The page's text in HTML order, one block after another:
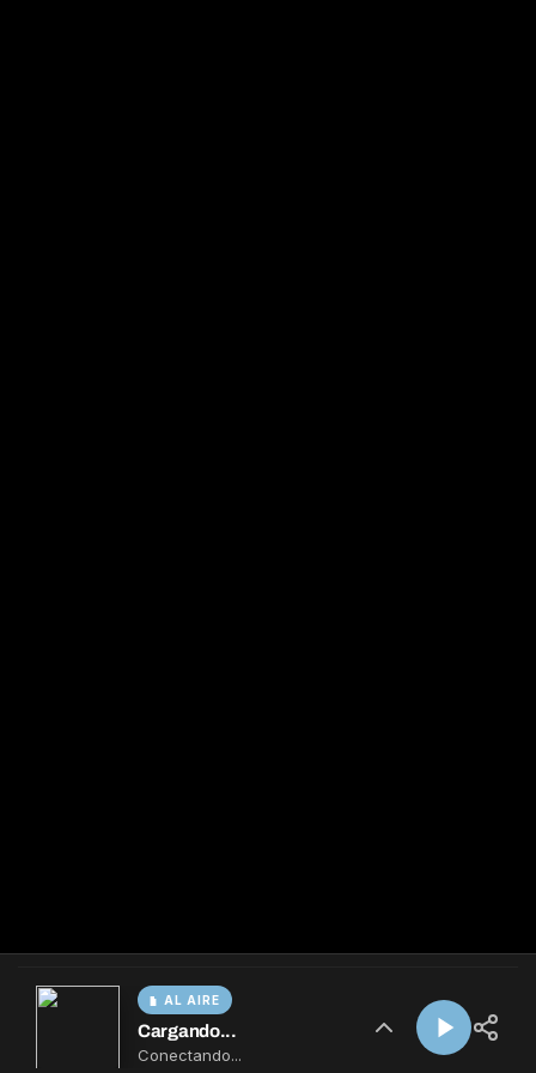
AL AIRE
Cargando...
Conectando...